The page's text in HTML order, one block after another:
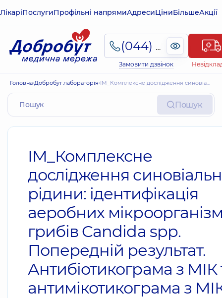
ЛікаріПослугиПрофільні напрямиАдресиЦіниБільшеАкції
(044) 495-2-888
Замовити дзвінок
Головна Добробут лабораторія ІМ_Комплексне дослідження синовіальної рідини: ідентифікація аеробних мікроорганізмів, грибів Candida spp. Попередній результат. Антибіотикограма з МІК та антимікотикограма з МІК.
Пошук
ІМ_Комплексне
дослідження
рідини: ідентифікація
аеробних
грибів Candida spp.
Попередній результат.
Антибіотикограма з МІК
антимікотикограма з